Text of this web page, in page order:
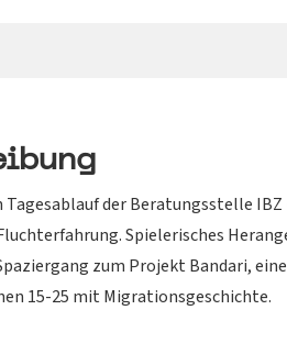
Tagesablauf der Beratungsstelle
Spielerisches
zum Projekt Bandari,
15-25 mit Migrationsgeschichte.